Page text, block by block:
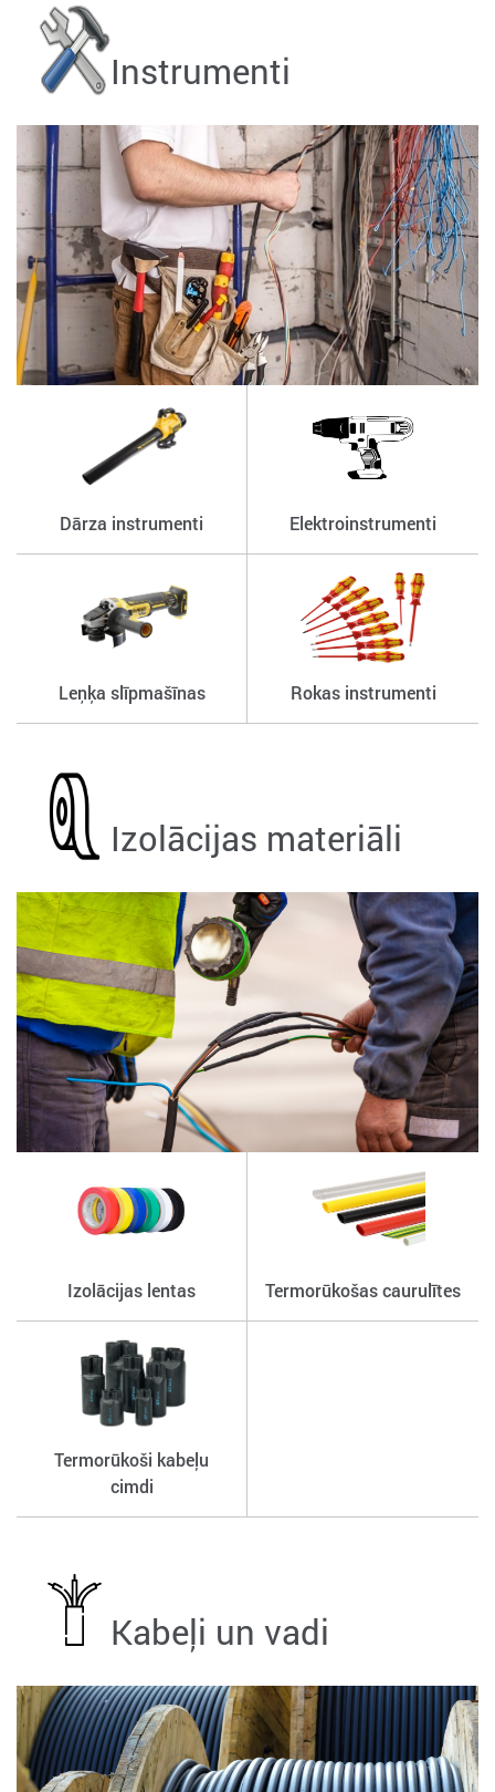
Instrumenti
Dārza instrumenti Elektroinstrumenti
Leņķa slīpmašīnas Rokas instrumenti
Izolācijas materiāli
Izolācijas lentas Termorūkošas caurulītes
Termorūkoši kabeļu
cimdi
Kabeļi un vadi